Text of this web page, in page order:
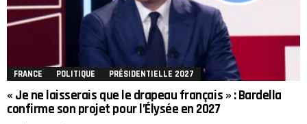
FRANCE POLITIQUE PRÉSIDENTIELLE 2027
« Je ne laisserais que le drapeau français » : Bardella
confirme son projet pour l’Élysée en 2027